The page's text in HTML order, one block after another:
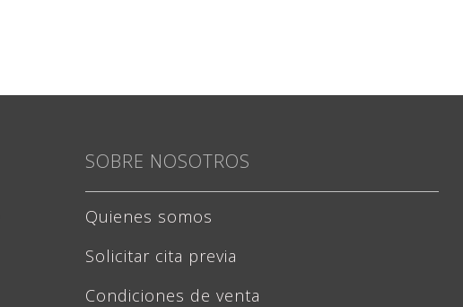
SOBRE NOSOTROS
Quienes somos
Solicitar cita previa
Condiciones de venta